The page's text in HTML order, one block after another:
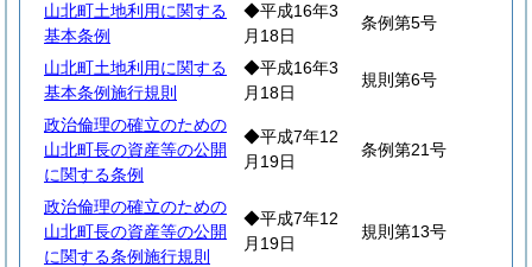
山北町土地利用に関する
基本条例
◆平成16年3
月18日
条例第5号
山北町土地利用に関する
基本条例施行規則
◆平成16年3
月18日
規則第6号
政治倫理の確立のための
山北町長の資産等の公開
に関する条例
◆平成7年12
月19日
条例第21号
政治倫理の確立のための
山北町長の資産等の公開
に関する条例施行規則
◆平成7年12
月19日
規則第13号